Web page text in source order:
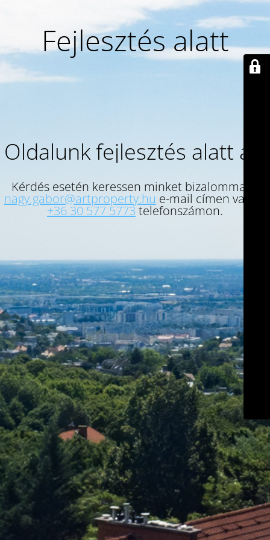
Fejlesztés alatt
Oldalunk fejlesztés alatt áll.
Kérdés esetén keressen minket bizalommal a
nagy.gabor@artproperty.hu e-mail címen vagy a
+36 30 577 5773telefonszámon.